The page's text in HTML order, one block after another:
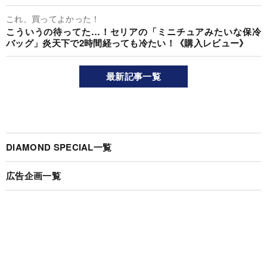
これ、買ってよかった！
こういうの待ってた…！セリアの「ミニチュアみたいな保冷
バッグ」炎天下で2時間経っても冷たい！《購入レビュー》
最新記事一覧
DIAMOND SPECIAL一覧
広告企画一覧